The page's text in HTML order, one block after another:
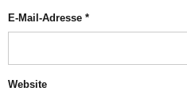
E-Mail-Adresse *
Website